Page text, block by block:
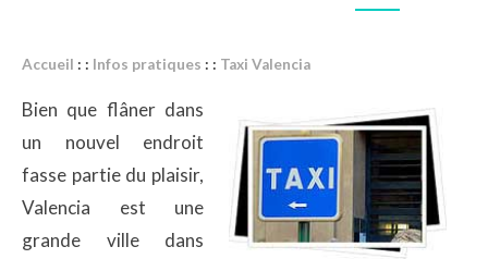
Accueil : : Infos pratiques : : Taxi Valencia
Bien que flâner dans
un nouvel endroit
fasse partie du plaisir,
Valencia est une
grande ville dans